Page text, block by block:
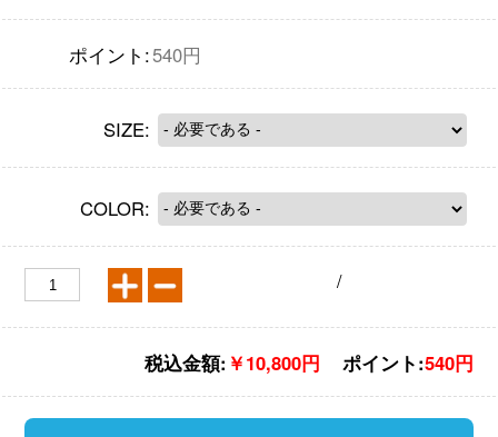
ポイント:540円
SIZE:
COLOR:
/
税込金額: ￥10,800円 ポイント:540円